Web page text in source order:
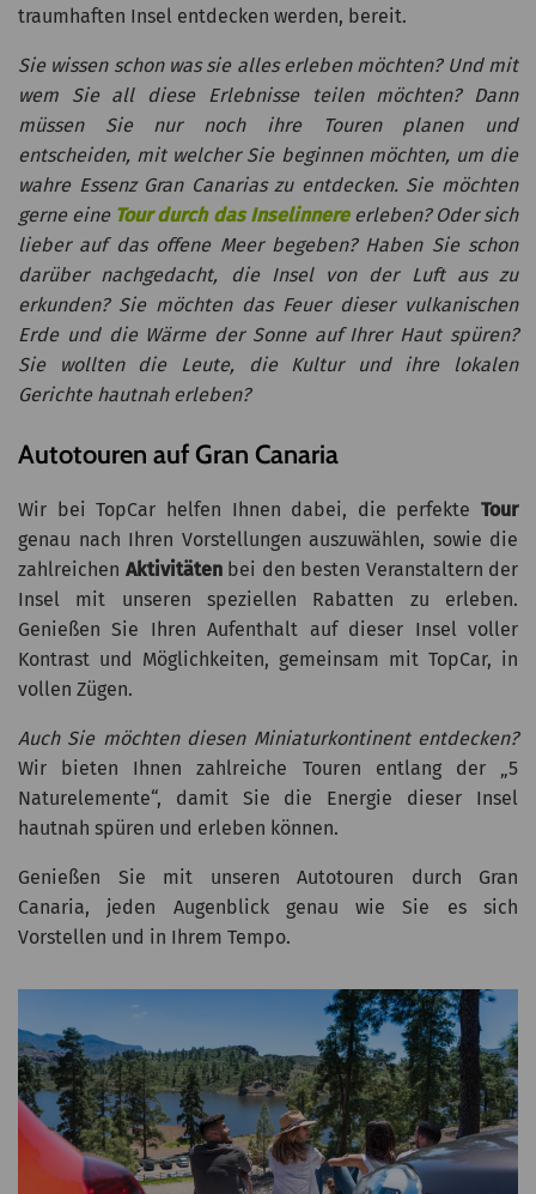
traumhaften Insel entdecken werden, bereit.
Sie wissen schon was sie alles erleben möchten? Und mit
wem Sie all diese Erlebnisse teilen möchten? Dann
müssen Sie nur noch ihre Touren planen und
entscheiden, mit welcher Sie beginnen möchten, um die
wahre Essenz Gran Canarias zu entdecken. Sie möchten
gerne eine Tour durch das Inselinnereerleben? Oder sich
lieber auf das offene Meer begeben? Haben Sie schon
darüber nachgedacht, die Insel von der Luft aus zu
erkunden? Sie möchten das Feuer dieser vulkanischen
Erde und die Wärme der Sonne auf Ihrer Haut spüren?
Sie wollten die Leute, die Kultur und ihre lokalen
Gerichte hautnah erleben?
Autotouren auf Gran Canaria
Wir bei TopCar helfen Ihnen dabei, die perfekte Tour
genau nach Ihren Vorstellungen auszuwählen, sowie die
zahlreichen Aktivitäten bei den besten Veranstaltern der
Insel mit unseren speziellen Rabatten zu erleben.
Genießen Sie Ihren Aufenthalt auf dieser Insel voller
Kontrast und Möglichkeiten, gemeinsam mit TopCar, in
vollen Zügen.
Auch Sie möchten diesen Miniaturkontinent entdecken?
Wir bieten Ihnen zahlreiche Touren entlang der „5
Naturelemente“, damit Sie die Energie dieser Insel
hautnah spüren und erleben können.
Genießen Sie mit unseren Autotouren durch Gran
Canaria, jeden Augenblick genau wie Sie es sich
Vorstellen und in Ihrem Tempo.